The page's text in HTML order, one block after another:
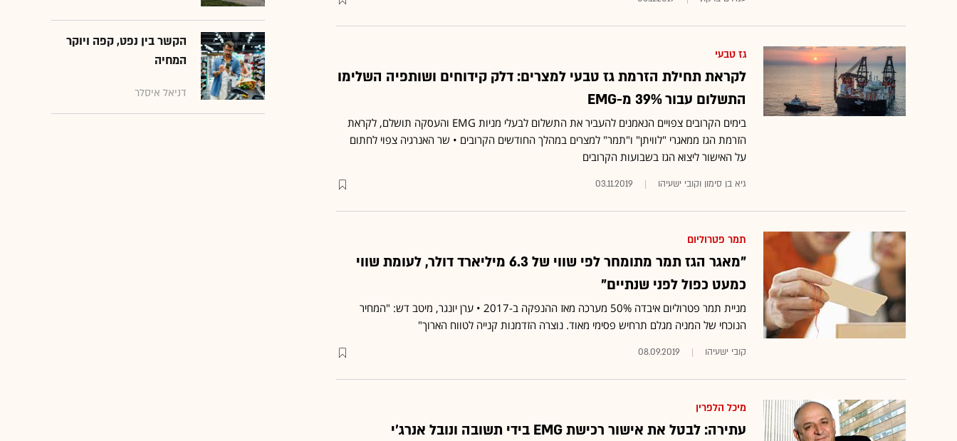
גז טבעי
לקראת תחילת הזרמת גז טבעי למצרים: דלק קידוחים ושותפיה השלימו
התשלום עבור 39% מ-EMG
בימים הקרובים צפויים הנאמנים להעביר את התשלום לבעלי מניות EMG והעסקה תושלם, לקראת
הזרמת הגז ממאגרי "לוויתן" ו"תמר" למצרים במהלך החודשים הקרובים • שר האנרגיה צפוי לחתום
על האישור ליצוא הגז בשבועות הקרובים
גיא בן סימון וקובי ישעיהו 03.11.2019
תמר פטרוליום
"מאגר הגז תמר מתומחר לפי שווי של 6.3 מיליארד דולר, לעומת שווי
כמעט כפול לפני שנתיים"
מניית תמר פטרוליום איבדה 50% מערכה מאז ההנפקה ב-2017 • ערן יונגר, מיטב דש: "המחיר
הנוכחי של המניה מגלם תרחיש פסימי מאוד. נוצרה הזדמנות קנייה לטווח הארוך"
קובי ישעיהו 08.09.2019
מיכל הלפרין
עתירה: לבטל את אישור רכישת EMG בידי תשובה ונובל אנרג'י
הקשר בין נפט, קפה ויוקר
המחיה
דניאל איסלר